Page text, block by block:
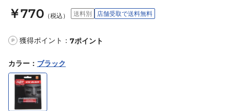
￥770 （税込） 送料別 店舗受取で送料無料
P 獲得ポイント： 7ポイント
カラー ： ブラック